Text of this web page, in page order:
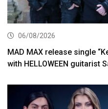
06/08/2026
MAD MAX release single
with HELLOWEEN guitarist